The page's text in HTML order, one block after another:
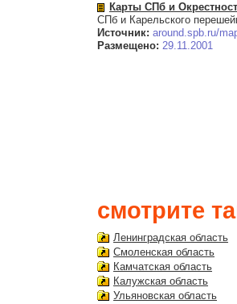
Карты СПб и
СПб и Карельского
Источник: around.spb.ru/
Размещено: 29.11.2001
смотрите
Ленинградская область
Смоленская область
Камчатская область
Калужская область
Ульяновская область